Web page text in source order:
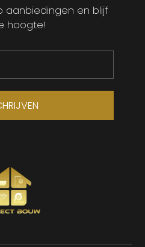
aanbiedingen en blijf
hoogte!